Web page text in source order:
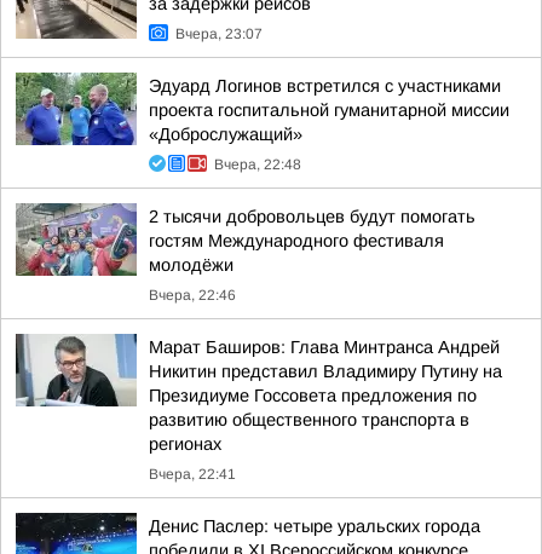
Вчера, 23:07
Эдуард Логинов встретился с участниками
проекта госпитальной гуманитарной миссии
«Доброслужащий»
Вчера, 22:48
2 тысячи добровольцев будут помогать
гостям Международного фестиваля
молодёжи
Вчера, 22:46
Марат Баширов: Глава Минтранса Андрей
Никитин представил Владимиру Путину на
Президиуме Госсовета предложения по
развитию общественного транспорта в
регионах
Вчера, 22:41
Денис Паслер: четыре уральских города